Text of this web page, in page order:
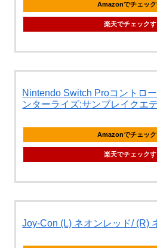
Amazonでチェック
楽天でチェックす
Nintendo Switch Proコントロ
ンターライズ:サンブレイクエ
Amazonでチェック
楽天でチェックす
Joy-Con (L) ネオンレッド/ (R)